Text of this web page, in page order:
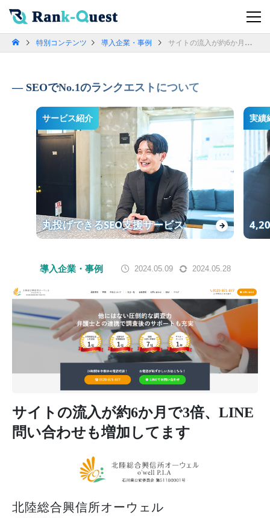
特別コンテンツ 導入企業・事例 サイトの流入が約6か月で3倍、LINE問い合わせも増加してます | 北陸総合興信所オーウェル
SEOでNo.1のランクエストについて
サービス紹介
丸投げできるSEO支援サービス →
実績
導入企業・事例 2024.05.09 2024.05.28
北陸総合興信所オーウェル
サイトの流入が約6か月で3倍、LINE
問い合わせも増加してます